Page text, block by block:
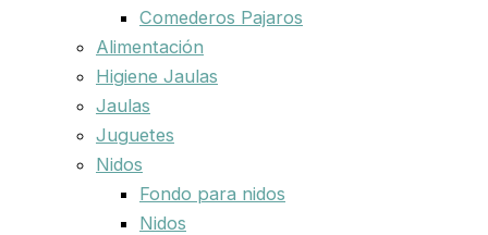
Comederos Pajaros
Alimentación
Higiene Jaulas
Jaulas
Juguetes
Nidos
Fondo para nidos
Nidos